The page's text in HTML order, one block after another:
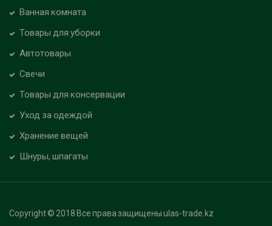
Ванная комната
Товары для уборки
Автотовары
Свечи
Товары для консервации
Уход за одеждой
Хранение вещей
Шнуры, шпагаты
Copyright © 2018 Все права защищены ulas-trade.kz